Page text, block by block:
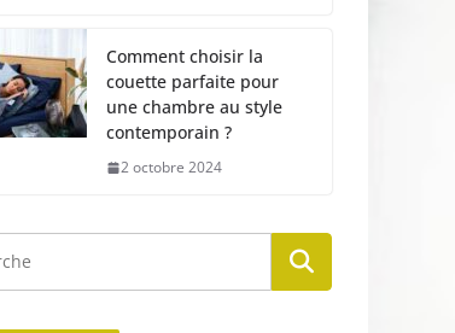
Comment choisir la
couette parfaite pour
une chambre au style
contemporain ?
2 octobre 2024